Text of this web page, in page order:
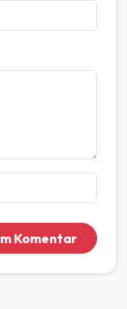
Komentar